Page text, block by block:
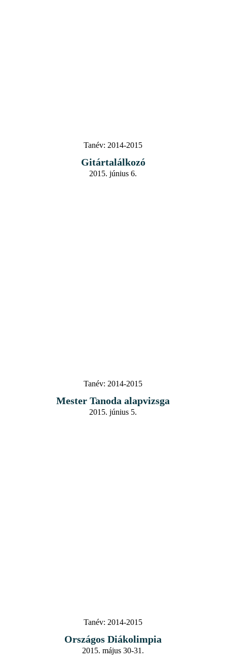
Tanév: 2014-2015
Gitártalálkozó
2015. június 6.
Tanév: 2014-2015
Mester Tanoda alapvizsga
2015. június 5.
Tanév: 2014-2015
Országos Diákolimpia
2015. május 30-31.